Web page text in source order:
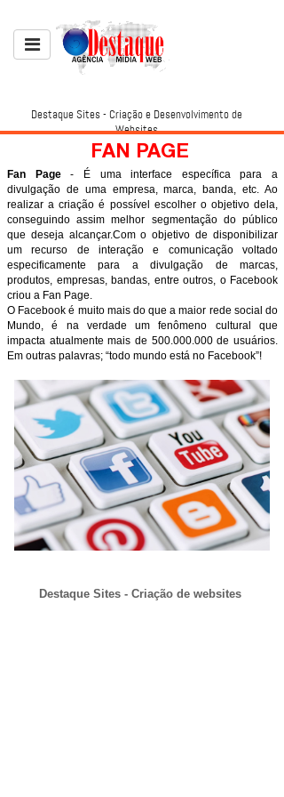
Destaque Sites - Criação e Desenvolvimento de
Websites
Fan Page- É uma interface específica para a
divulgação de uma empresa, marca, banda, etc. Ao
realizar a criação é possível escolher o objetivo dela,
conseguindo assim melhor segmentação do público
que deseja alcançar.Com o objetivo de disponibilizar
um recurso de interação e comunicação voltado
especificamente para a divulgação de marcas,
produtos, empresas, bandas, entre outros, o Facebook
criou a Fan Page.
O Facebook é muito mais do que a maior rede social do
Mundo, é na verdade um fenômeno cultural que
impacta atualmente mais de 500.000.000 de usuários.
Em outras palavras; “todo mundo está no Facebook”!
FAN PAGE
Destaque Sites - Criação de websites